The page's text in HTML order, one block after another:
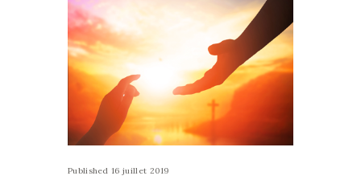
Published 16 juillet 2019